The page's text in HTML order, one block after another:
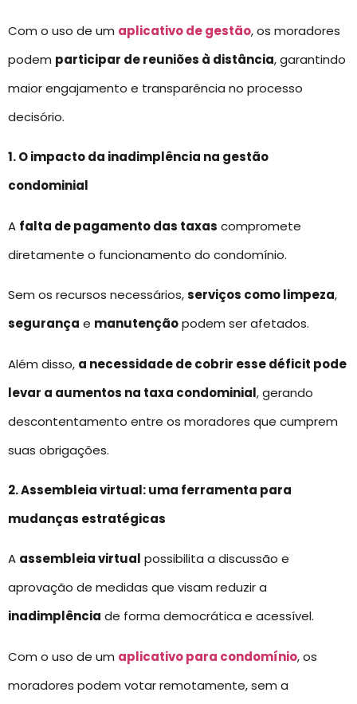
Com o uso de um aplicativo de gestão, os moradores
podem participar de reuniões à distância, garantindo
maior engajamento e transparência no processo
decisório.
1. O impacto da inadimplência na gestão
condominial
A falta de pagamento das taxas compromete
diretamente o funcionamento do condomínio.
Sem os recursos necessários,serviços como limpeza,
segurança e manutençãopodem ser afetados.
Além disso, a necessidade de cobrir esse déficit pode
levar a aumentos na taxa condominial, gerando
descontentamento entre os moradores que cumprem
suas obrigações.
2. Assembleia virtual: uma ferramenta para
mudanças estratégicas
A assembleia virtual possibilita a discussão e
aprovação de medidas que visam reduzir a
inadimplência de forma democrática e acessível.
Com o uso de um aplicativo para condomínio, os
moradores podem votar remotamente, sem a